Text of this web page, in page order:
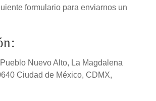
formulario para enviarnos un
Nuevo Alto, La Magdalena
Ciudad de México, CDMX,